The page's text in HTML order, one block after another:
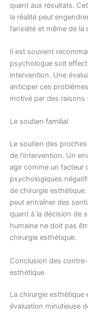
quant aux résultats.
la réalité peut
l’anxiété et même de la
Il est souvent
psychologue soit
intervention. Une
anticiper ces
motivé par des raisons
Le soutien familial
Le soutien des
de l’intervention. Un
agir comme un facteur
psychologiques
de chirurgie
peut entraîner des
quant à la décision de
humaine ne doit pas
chirurgie esthétique.
Conclusion des
esthétique
La chirurgie esthétique
évaluation minutieuse